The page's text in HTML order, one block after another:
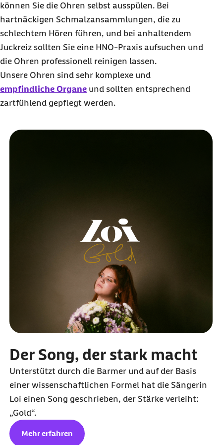
können Sie die Ohren selbst ausspülen. Bei
hartnäckigen Schmalzansammlungen, die zu
schlechtem Hören führen, und bei anhaltendem
Juckreiz sollten Sie eine HNO-Praxis aufsuchen und
die Ohren professionell reinigen lassen.
Unsere Ohren sind sehr komplexe und
empfindliche Organe und sollten entsprechend
zartfühlend gepflegt werden.
Der Song, der stark macht
Unterstützt durch die Barmer und auf der Basis
einer wissenschaftlichen Formel hat die Sängerin
Loi einen Song geschrieben, der Stärke verleiht:
„Gold“.
Mehr erfahren